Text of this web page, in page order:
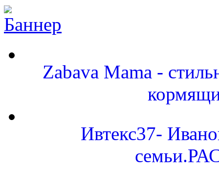
Zabava Mama -
Ивтекс37-